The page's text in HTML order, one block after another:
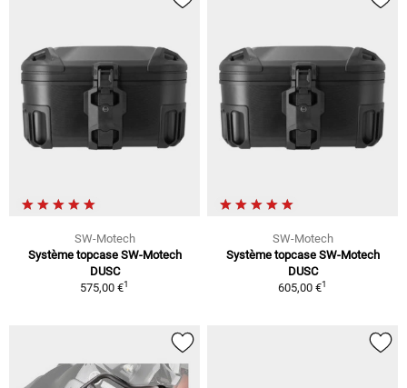
SW-Motech
Système topcase SW-Motech
DUSC
575,00 €1
SW-Motech
Système topcase SW-Motech
DUSC
605,00 €1